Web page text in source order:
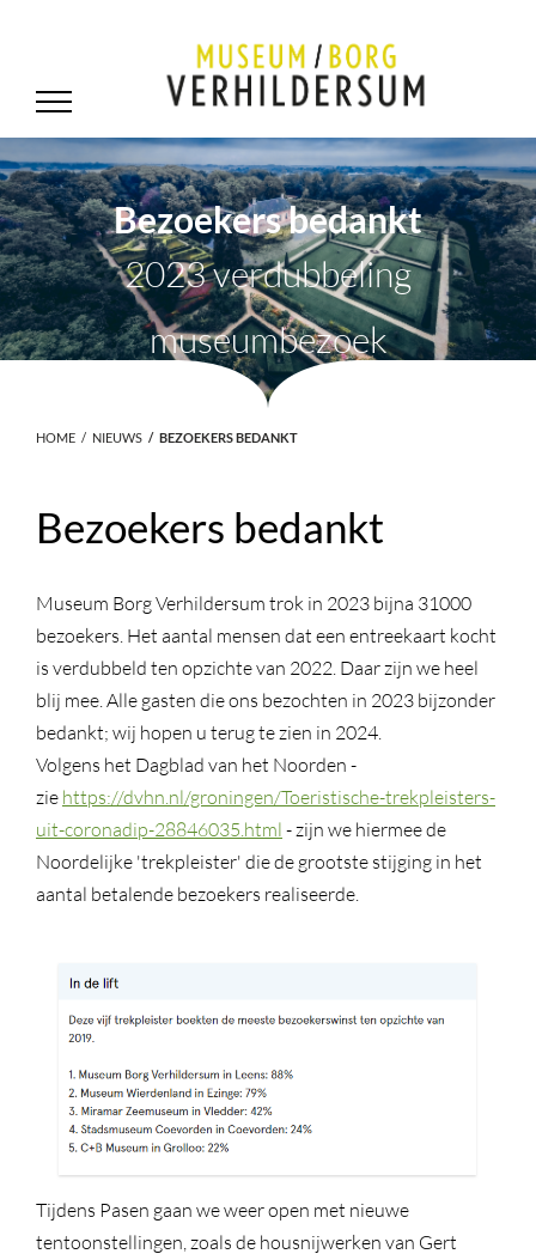
Bezoekers bedankt
2023 verdubbeling
museumbezoek
HOME NIEUWS BEZOEKERS BEDANKT
Bezoekers bedankt
Museum Borg Verhildersum trok in 2023 bijna 31000
bezoekers. Het aantal mensen dat een entreekaart kocht
is verdubbeld ten opzichte van 2022. Daar zijn we heel
blij mee. Alle gasten die ons bezochten in 2023 bijzonder
bedankt; wij hopen u terug te zien in 2024.
Volgens het Dagblad van het Noorden -
zie https://dvhn.nl/groningen/Toeristische-trekpleisters-
uit-coronadip-28846035.html - zijn we hiermee de
Noordelijke 'trekpleister' die de grootste stijging in het
aantal betalende bezoekers realiseerde.
Tijdens Pasen gaan we weer open met nieuwe
tentoonstellingen, zoals de housnijwerken van Gert